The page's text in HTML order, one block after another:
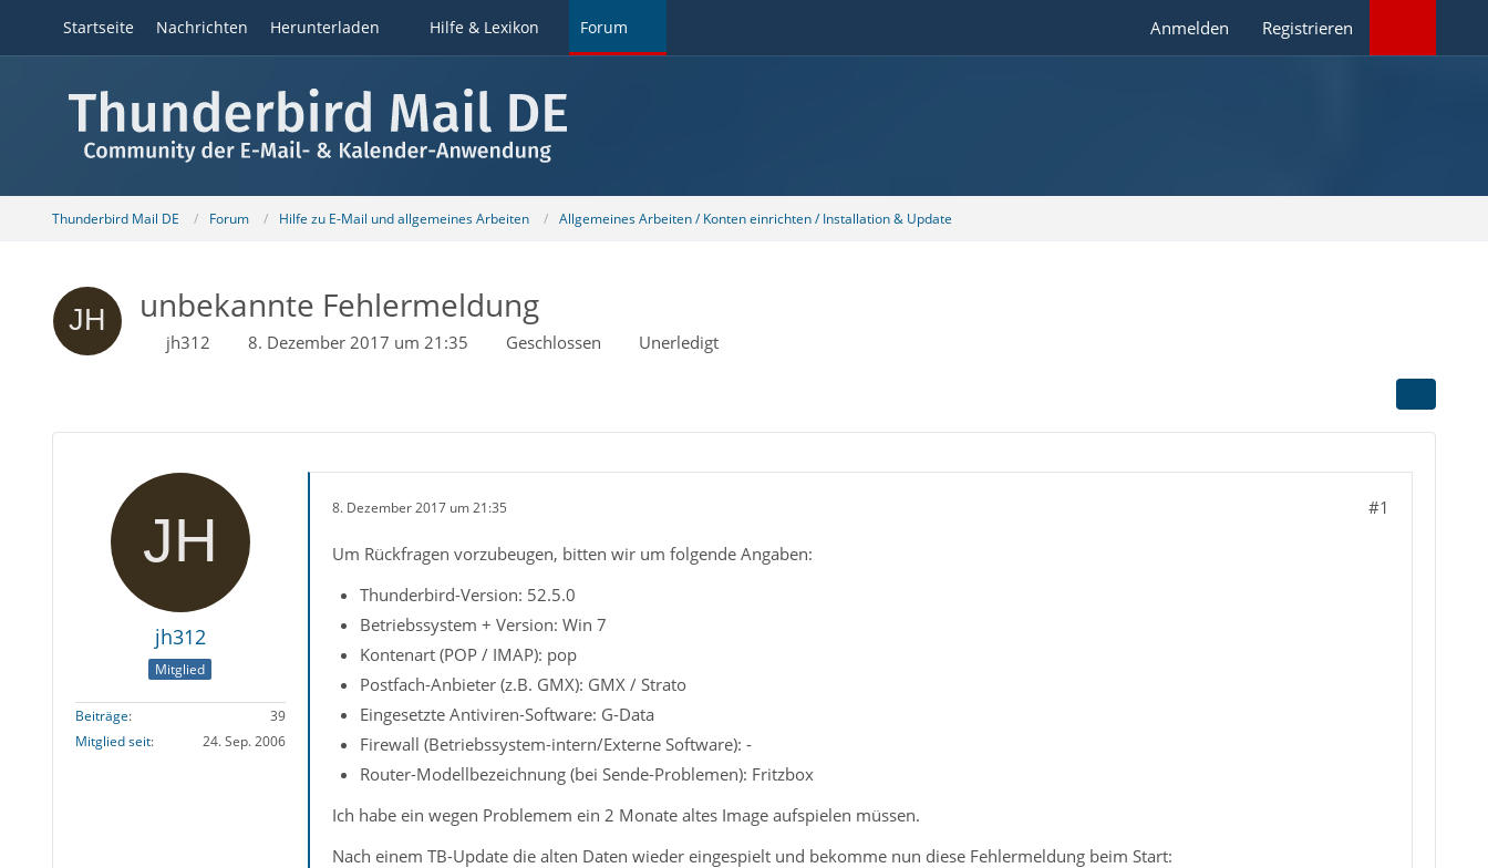
Startseite Nachrichten Herunterladen Hilfe & Lexikon Forum Anmelden Registrieren
Thunderbird Mail DE Forum Hilfe zu E-Mail und allgemeines Arbeiten Allgemeines Arbeiten / Konten einrichten / Installation & Update
unbekannte Fehlermeldung
jh312 8. Dezember 2017 um 21:35 Geschlossen Unerledigt
jh312
Mitglied
Beiträge
39
Mitglied seit
24. Sep. 2006
8. Dezember 2017 um 21:35 #1
Um Rückfragen vorzubeugen, bitten wir um folgende Angaben:
Thunderbird-Version: 52.5.0
Betriebssystem + Version: Win 7
Kontenart (POP / IMAP): pop
Postfach-Anbieter (z.B. GMX): GMX / Strato
Eingesetzte Antiviren-Software: G-Data
Firewall (Betriebssystem-intern/Externe Software): -
Router-Modellbezeichnung (bei Sende-Problemen): Fritzbox
Ich habe ein wegen Problemem ein 2 Monate altes Image aufspielen müssen.
Nach einem TB-Update die alten Daten wieder eingespielt und bekomme nun diese Fehlermeldung beim Start: